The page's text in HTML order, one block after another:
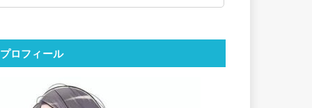
プロフィール